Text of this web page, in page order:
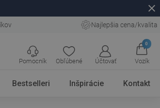
close
Najlepšia cena/kvalita
Obľúbené Účtovať
0
Vozík
Pomocník
Bestselleri Inšpirácie Kontakt